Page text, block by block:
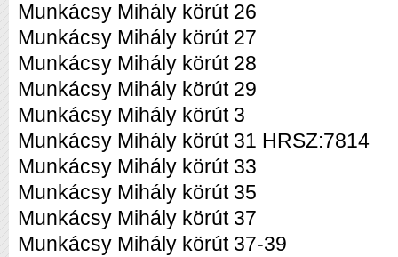
Munkácsy Mihály körút 26
Munkácsy Mihály körút 27
Munkácsy Mihály körút 28
Munkácsy Mihály körút 29
Munkácsy Mihály körút 3
Munkácsy Mihály körút 31 HRSZ:7814
Munkácsy Mihály körút 33
Munkácsy Mihály körút 35
Munkácsy Mihály körút 37
Munkácsy Mihály körút 37-39